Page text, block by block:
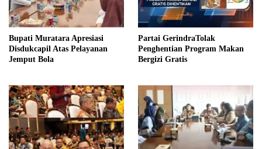
Bupati Muratara Apresiasi
Disdukcapil Atas Pelayanan
Jemput Bola
Partai GerindraTolak
Penghentian Program Makan
Bergizi Gratis